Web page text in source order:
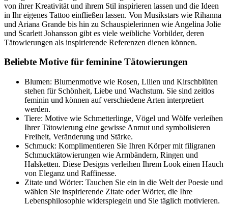
von ihrer Kreativität und ihrem Stil inspirieren lassen und die Ideen
in Ihr eigenes Tattoo einfließen lassen. Von Musikstars wie Rihanna
und Ariana Grande bis hin zu Schauspielerinnen wie Angelina Jolie
und Scarlett Johansson gibt es viele weibliche Vorbilder, deren
Tätowierungen als inspirierende Referenzen dienen können.
Beliebte Motive für feminine Tätowierungen
Blumen: Blumenmotive wie Rosen, Lilien und Kirschblüten
stehen für Schönheit, Liebe und Wachstum. Sie sind zeitlos
feminin und können auf verschiedene Arten interpretiert
werden.
Tiere: Motive wie Schmetterlinge, Vögel und Wölfe verleihen
Ihrer Tätowierung eine gewisse Anmut und symbolisieren
Freiheit, Veränderung und Stärke.
Schmuck: Komplimentieren Sie Ihren Körper mit filigranen
Schmucktätowierungen wie Armbändern, Ringen und
Halsketten. Diese Designs verleihen Ihrem Look einen Hauch
von Eleganz und Raffinesse.
Zitate und Wörter: Tauchen Sie ein in die Welt der Poesie und
wählen Sie inspirierende Zitate oder Wörter, die Ihre
Lebensphilosophie widerspiegeln und Sie täglich motivieren.